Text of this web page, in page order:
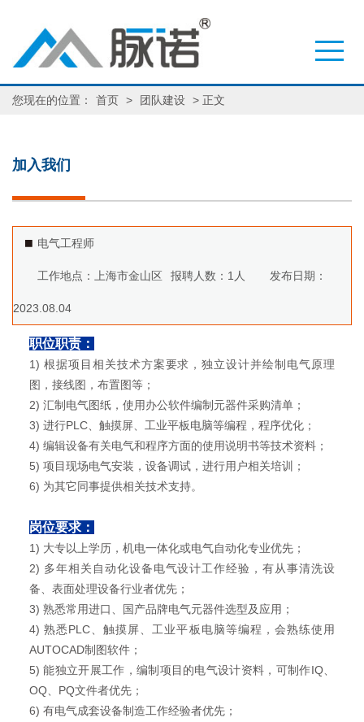
您现在的位置： 首页 > 团队建设 > 正文
加入我们
电气工程师
工作地点： 上海市金山区 报聘人数： 1人 发布日期：
2023.08.04
职位职责：
1) 根据项目相关技术方案要求，独立设计并绘制电气原理
图，接线图，布置图等；
2) 汇制电气图纸，使用办公软件编制元器件采购清单；
3) 进行PLC、触摸屏、工业平板电脑等编程，程序优化；
4) 编辑设备有关电气和程序方面的使用说明书等技术资料；
5) 项目现场电气安装，设备调试，进行用户相关培训；
6) 为其它同事提供相关技术支持。
岗位要求：
1) 大专以上学历，机电一体化或电气自动化专业优先；
2) 多年相关自动化设备电气设计工作经验，有从事清洗设
备、表面处理设备行业者优先；
3) 熟悉常用进口、国产品牌电气元器件选型及应用；
4) 熟悉PLC 、触摸屏、工业平板电脑等编程，会熟练使用
AUTOCAD制图软件；
5)能独立开展工作，编制项目的电气设计资料，可制作IQ、
OQ、 PQ文件者优先；
6) 有电气成套设备制造工作经验者优先；